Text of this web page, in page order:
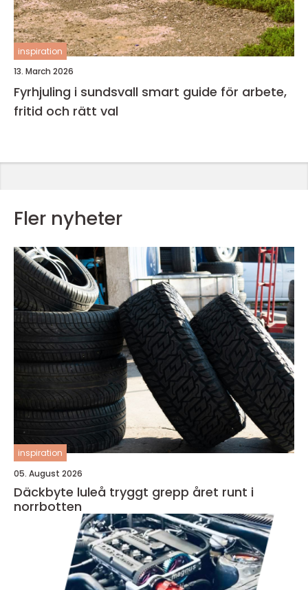
inspiration
13. March 2026
Fyrhjuling i sundsvall smart guide för arbete,
fritid och rätt val
Fler nyheter
inspiration
05. August 2026
Däckbyte luleå tryggt grepp året runt i
norrbotten